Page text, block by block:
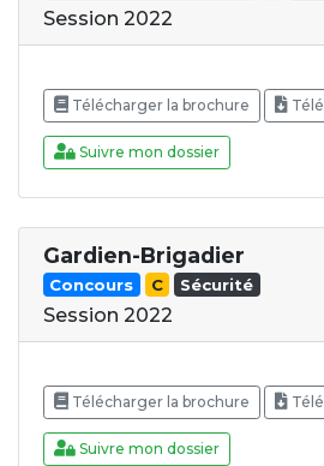
Session 2022
Télécharger la brochure
Suivre mon dossier
Gardien-Brigadier
Concours C Sécurité
Session 2022
Télécharger la brochure
Suivre mon dossier